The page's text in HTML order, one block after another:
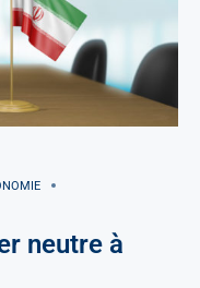
neutre à